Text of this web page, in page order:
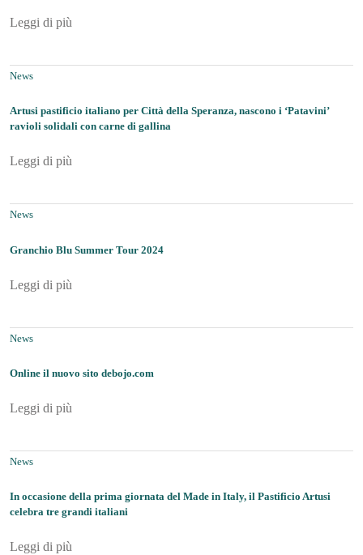
Leggi di più
News
Artusi pastificio italiano per Città della Speranza, nascono i ‘Patavini’
ravioli solidali con carne di gallina
Leggi di più
News
Granchio Blu Summer Tour 2024
Leggi di più
News
Online il nuovo sito debojo.com
Leggi di più
News
In occasione della prima giornata del Made in Italy, il Pastificio Artusi
celebra tre grandi italiani
Leggi di più